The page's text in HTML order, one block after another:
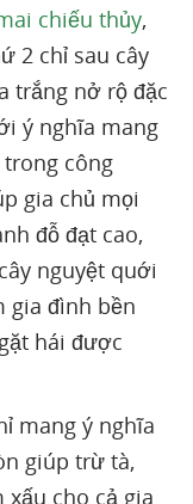
chiếu thủy,
2 chỉ sau cây
trắng nở rộ đặc
ý nghĩa mang
công
gia chủ mọi
đỗ đạt cao,
nguyệt quới
gia đình bền
hái được
mang ý nghĩa
giúp trừ tà,
cho cả gia